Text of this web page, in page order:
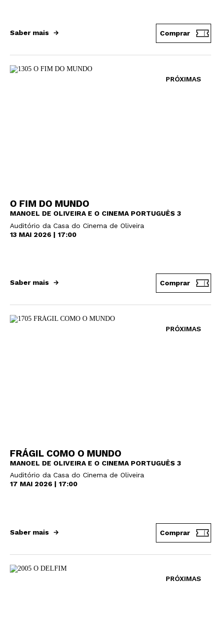
Saber mais Comprar
PRÓXIMAS
O FIM DO MUNDO
MANOEL DE OLIVEIRA E O CINEMA PORTUGUÊS 3
Auditório da Casa do Cinema de Oliveira
13 MAI 2026 | 17:00
Saber mais Comprar
PRÓXIMAS
FRÁGIL COMO O MUNDO
MANOEL DE OLIVEIRA E O CINEMA PORTUGUÊS 3
Auditório da Casa do Cinema de Oliveira
17 MAI 2026 | 17:00
Saber mais Comprar
PRÓXIMAS